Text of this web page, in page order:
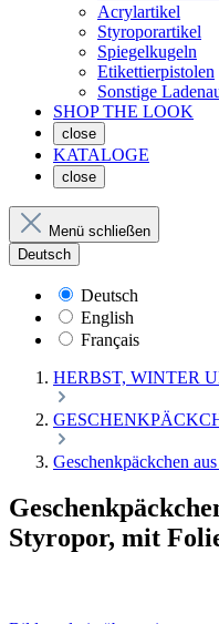
Acrylartikel
Styroporartikel
Spiegelkugeln
Etikettierpistolen
Sonstige
SHOP THE LOOK
close
KATALOGE
close
Menü schließen
Deutsch
Deutsch
English
Français
HERBST, WINTER
Geschenkpäckchen
Styropor, mit